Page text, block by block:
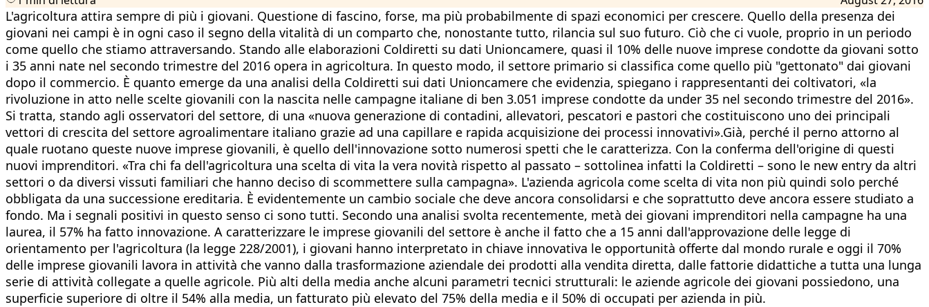
L'agricoltura attira sempre di più i giovani. Questione di fascino, forse, ma più probabilmente di spazi economici per crescere. Quello della presenza dei
giovani nei campi è in ogni caso il segno della vitalità di un comparto che, nonostante tutto, rilancia sul suo futuro. Ciò che ci vuole, proprio in un periodo
come quello che stiamo attraversando. Stando alle elaborazioni Coldiretti su dati Unioncamere, quasi il 10% delle nuove imprese condotte da giovani sotto
i 35 anni nate nel secondo trimestre del 2016 opera in agricoltura. In questo modo, il settore primario si classifica come quello più "gettonato" dai giovani
dopo il commercio. È quanto emerge da una analisi della Coldiretti sui dati Unioncamere che evidenzia, spiegano i rappresentanti dei coltivatori, «la
rivoluzione in atto nelle scelte giovanili con la nascita nelle campagne italiane di ben 3.051 imprese condotte da under 35 nel secondo trimestre del 2016».
Si tratta, stando agli osservatori del settore, di una «nuova generazione di contadini, allevatori, pescatori e pastori che costituiscono uno dei principali
vettori di crescita del settore agroalimentare italiano grazie ad una capillare e rapida acquisizione dei processi innovativi».Già, perché il perno attorno al
quale ruotano queste nuove imprese giovanili, è quello dell'innovazione sotto numerosi spetti che le caratterizza. Con la conferma dell'origine di questi
nuovi imprenditori. «Tra chi fa dell'agricoltura una scelta di vita la vera novità rispetto al passato – sottolinea infatti la Coldiretti – sono le new entry da altri
settori o da diversi vissuti familiari che hanno deciso di scommettere sulla campagna». L'azienda agricola come scelta di vita non più quindi solo perché
obbligata da una successione ereditaria. È evidentemente un cambio sociale che deve ancora consolidarsi e che soprattutto deve ancora essere studiato a
fondo. Ma i segnali positivi in questo senso ci sono tutti. Secondo una analisi svolta recentemente, metà dei giovani imprenditori nella campagne ha una
laurea, il 57% ha fatto innovazione. A caratterizzare le imprese giovanili del settore è anche il fatto che a 15 anni dall'approvazione delle legge di
orientamento per l'agricoltura (la legge 228/2001), i giovani hanno interpretato in chiave innovativa le opportunità offerte dal mondo rurale e oggi il 70%
delle imprese giovanili lavora in attività che vanno dalla trasformazione aziendale dei prodotti alla vendita diretta, dalle fattorie didattiche a tutta una lunga
serie di attività collegate a quelle agricole. Più alti della media anche alcuni parametri tecnici strutturali: le aziende agricole dei giovani possiedono, una
superficie superiore di oltre il 54% alla media, un fatturato più elevato del 75% della media e il 50% di occupati per azienda in più.